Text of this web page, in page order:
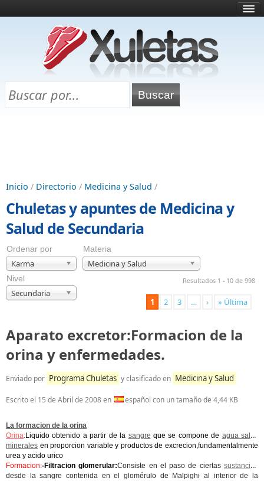
¿Qué es esto?
Directorio
Chuletas para exámenes
Inicio / Directorio / Medicina y Salud /
Chuletas y apuntes de Medicina y
Salud de Secundaria
Ordenar por
Karma
Materia
Medicina y Salud
Nivel
Secundaria
Resultados 1 - 10 de 998
1 2 3 … › » Última
Aparato excretor:Formacion de la
orina y enfermedades.
Enviado por Programa Chuletas y clasificado en Medicina y Salud
Escrito el 15 de Abril de 2008en español con un tamaño de 4,44 KB
La formacion de la orina
Orina:Liquido obtenido a partir de la sangre que se compone de agua sales
minerales en proporcion variable y productos de excrecion,fundamentalmente
urea y acido urico
Formacion:-Filtracion glomerular:Consiste en el paso de ciertassustancias
desde la sangre contenida en el glomérulo de Malpighi al interior de la